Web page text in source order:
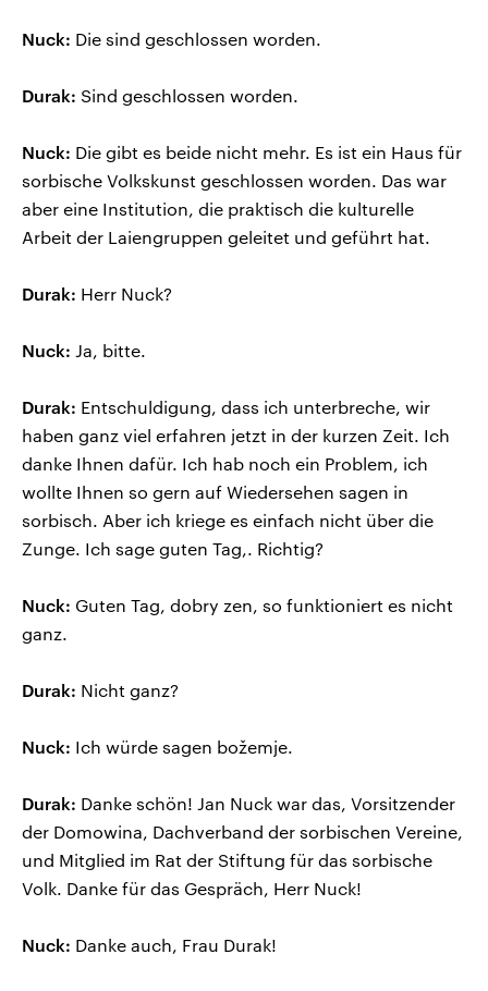
Nuck: Die sind geschlossen worden.
Durak: Sind geschlossen worden.
Nuck: Die gibt es beide nicht mehr. Es ist ein Haus für
sorbische Volkskunst geschlossen worden. Das war
aber eine Institution, die praktisch die kulturelle
Arbeit der Laiengruppen geleitet und geführt hat.
Durak: Herr Nuck?
Nuck: Ja, bitte.
Durak: Entschuldigung, dass ich unterbreche, wir
haben ganz viel erfahren jetzt in der kurzen Zeit. Ich
danke Ihnen dafür. Ich hab noch ein Problem, ich
wollte Ihnen so gern auf Wiedersehen sagen in
sorbisch. Aber ich kriege es einfach nicht über die
Zunge. Ich sage guten Tag,. Richtig?
Nuck: Guten Tag, dobry zen, so funktioniert es nicht
ganz.
Durak: Nicht ganz?
Nuck: Ich würde sagen božemje.
Durak: Danke schön! Jan Nuck war das, Vorsitzender
der Domowina, Dachverband der sorbischen Vereine,
und Mitglied im Rat der Stiftung für das sorbische
Volk. Danke für das Gespräch, Herr Nuck!
Nuck: Danke auch, Frau Durak!